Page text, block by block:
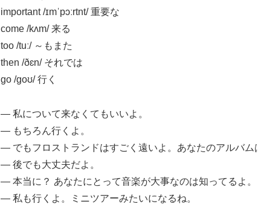
important /ɪmˈpɔːrtnt/ 重要な
come /kʌm/ 来る
too /tuː/ ～もまた
then /ðɛn/ それでは
go /ɡoʊ/ 行く
— 私について来なくてもいいよ。
— もちろん行くよ。
— でもフロストランドはすごく遠いよ。あなたのアルバム
— 後でも大丈夫だよ。
— 本当に？ あなたにとって音楽が大事なのは知ってるよ。
— 私も行くよ。ミニツアーみたいになるね。